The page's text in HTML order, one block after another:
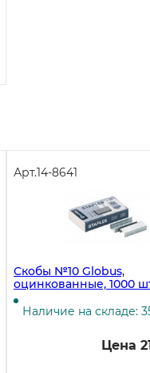
Арт.14-8641
Скобы №10 Globus,
оцинкованные, 1000
упаковке, 400
коробке
Наличие на складе:
Цена